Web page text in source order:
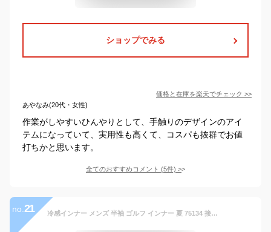
ショップでみる
価格と在庫を楽天でチェック >>
あやなみ(20代・女性)
作業がしやすいひんやりとして、手触りのデザインのアイ
テムになっていて、実用性も高くて、コスパも抜群でお値
打ちかと思います。
全てのおすすめコメント (5件) >
no. 21 冷感インナー メンズ 半袖 ゴルフ インナー 夏 75134 接触冷感 吸汗速乾 消臭 抗菌 コンプレッション インナーシャツ 涼しい 暑さ対策 ユニセックス 男女兼用 肌着 下着 作業着 作業服 レディース アンダーシャツ 自重堂 Z-DRAGON